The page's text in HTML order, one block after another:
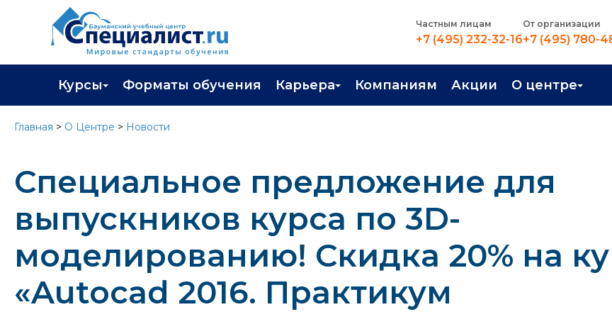
Частным лицам
+7 (495) 232-32-16
От организации
+7 (495) 780-
Курсы
Каталог курсов
Профессиональная переподготовка
Программа лояльности
Подарить сертификат на обучение
Форматы обучения Карьера
Трудоустройство
Компаниям Акции О центре
О центре
Главная > О Центре > Новости
Специальное предложение для
выпускников курса по 3D-
моделированию! Скидка 20% на
«Autocad 2016. Практикум